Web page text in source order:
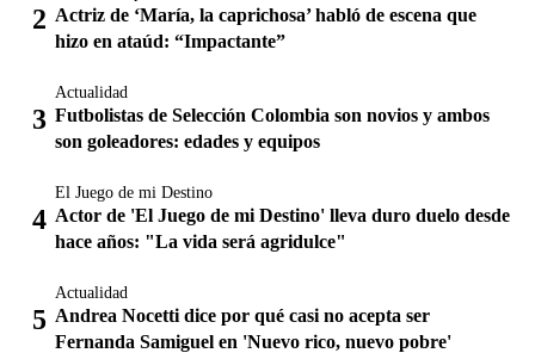
Actriz de ‘María, la caprichosa’ habló de escena que
hizo en ataúd: “Impactante”
Actualidad
Futbolistas de Selección Colombia son novios y ambos
son goleadores: edades y equipos
El Juego de mi Destino
Actor de 'El Juego de mi Destino' lleva duro duelo desde
hace años: "La vida será agridulce"
Actualidad
Andrea Nocetti dice por qué casi no acepta ser
Fernanda Samiguel en 'Nuevo rico, nuevo pobre'